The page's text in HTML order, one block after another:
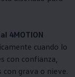
4MOTION
cuando lo
con confianza,
con grava o nieve.